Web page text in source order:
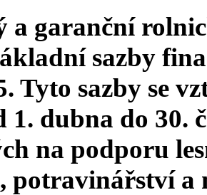
a garanční
sazby
Tyto sazby se
1. dubna do 30.
na podporu
potravinářství a